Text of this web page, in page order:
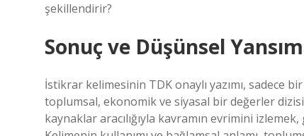
şekillendirir?
Sonuç ve Düşünsel
İstikrar kelimesinin TDK onaylı yazımı, sadece
toplumsal, ekonomik ve siyasal bir değerler
kaynaklar aracılığıyla kavramın evrimini